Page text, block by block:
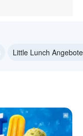
Little Lunch